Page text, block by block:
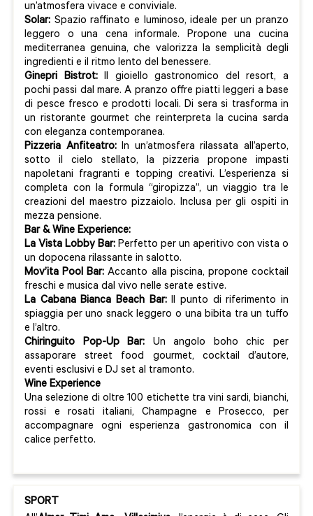
un’atmosfera vivace e conviviale.
Solar: Spazio raffinato e luminoso, ideale per un pranzo
leggero o una cena informale. Propone una cucina
mediterranea genuina, che valorizza la semplicità degli
ingredienti e il ritmo lento del benessere.
Ginepri Bistrot:Il gioiello gastronomico del resort, a
pochi passi dal mare. A pranzo offre piatti leggeri a base
di pesce fresco e prodotti locali. Di sera si trasforma in
un ristorante gourmet che reinterpreta la cucina sarda
con eleganza contemporanea.
Pizzeria Anfiteatro:In un’atmosfera rilassata all’aperto,
sotto il cielo stellato, la pizzeria propone impasti
napoletani fragranti e topping creativi. L’esperienza si
completa con la formula “giropizza”, un viaggio tra le
creazioni del maestro pizzaiolo. Inclusa per gli ospiti in
mezza pensione.
Bar & Wine Experience:
La Vista Lobby Bar: Perfetto per un aperitivo con vista o
un dopocena rilassante in salotto.
Mov’ita Pool Bar:Accanto alla piscina, propone cocktail
freschi e musica dal vivo nelle serate estive.
La Cabana Bianca Beach Bar:Il punto di riferimento in
spiaggia per uno snack leggero o una bibita tra un tuffo
e l’altro.
Chiringuito Pop-Up Bar: Un angolo boho chic per
assaporare street food gourmet, cocktail d’autore,
eventi esclusivi e DJ set al tramonto.
Wine Experience
Una selezione di oltre 100 etichette tra vini sardi, bianchi,
rossi e rosati italiani, Champagne e Prosecco, per
accompagnare ogni esperienza gastronomica con il
calice perfetto.
SPORT